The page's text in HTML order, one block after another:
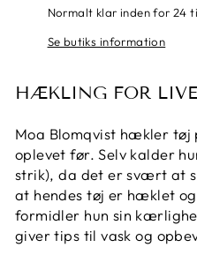
Normalt klar inden for 24
Se butiks information
HÆKLING FOR
Moa Blomqvist hækler
oplevet før. Selv kalder
strik), da det er svært at
at hendes tøj er hæklet
formidler hun sin
giver tips til vask og